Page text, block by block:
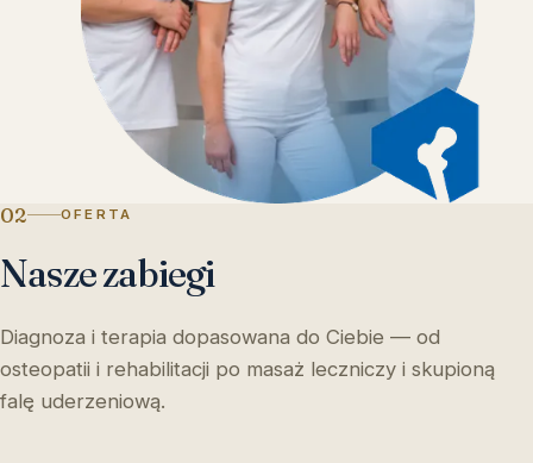
02 OFERTA
Nasze zabiegi
Diagnoza i terapia dopasowana do Ciebie — od
osteopatii i rehabilitacji po masaż leczniczy i skupioną
falę uderzeniową.